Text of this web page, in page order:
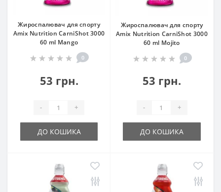
Жироспалювач для спорту
Amix Nutrition CarniShot 3000
60 ml Mango
0
53 грн.
- +
ДО КОШИКА
Жироспалювач для спорту
Amix Nutrition CarniShot 3000
60 ml Mojito
0
53 грн.
- +
ДО КОШИКА